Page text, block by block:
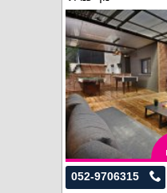
052-9706315